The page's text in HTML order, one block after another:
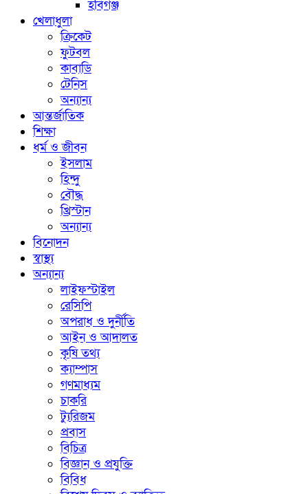
হবিগঞ্জ
খেলাধুলা
ক্রিকেট
ফুটবল
কাবাডি
টেনিস
অন্যান্য
আন্তর্জাতিক
শিক্ষা
ধর্ম ও জীবন
ইসলাম
হিন্দু
বৌদ্ধ
খ্রিস্টান
অন্যান্য
বিনোদন
স্বাস্থ্য
অন্যান্য
লাইফস্টাইল
রেসিপি
অপরাধ ও দুর্নীতি
আইন ও আদালত
কৃষি তথ্য
ক্যাম্পাস
গণমাধ্যম
চাকরি
ট্যুরিজম
প্রবাস
বিচিত্র
বিজ্ঞান ও প্রযুক্তি
বিবিধ